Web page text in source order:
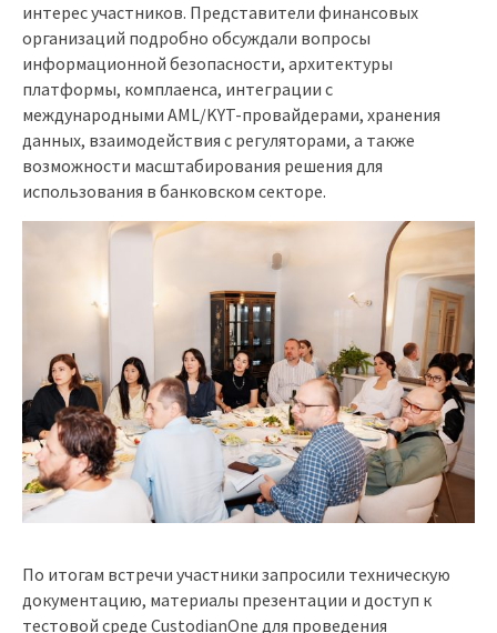
интерес участников. Представители финансовых
организаций подробно обсуждали вопросы
информационной безопасности, архитектуры
платформы, комплаенса, интеграции с
международными AML/KYT-провайдерами, хранения
данных, взаимодействия с регуляторами, а также
возможности масштабирования решения для
использования в банковском секторе.
По итогам встречи участники запросили техническую
документацию, материалы презентации и доступ к
тестовой среде CustodianOne для проведения